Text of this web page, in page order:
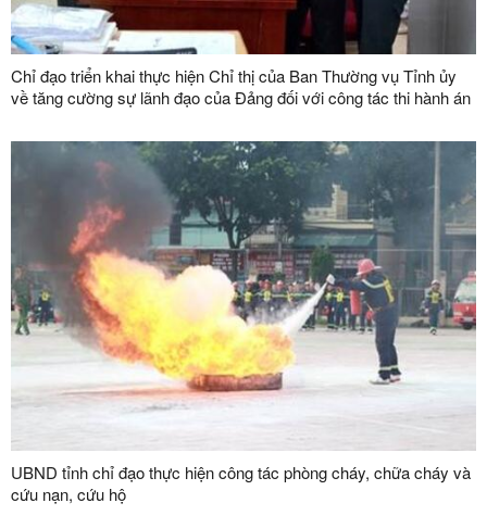
Chỉ đạo triển khai thực hiện Chỉ thị của Ban Thường vụ Tỉnh ủy
về tăng cường sự lãnh đạo của Đảng đối với công tác thi hành án
UBND tỉnh chỉ đạo thực hiện công tác phòng cháy, chữa cháy và
cứu nạn, cứu hộ